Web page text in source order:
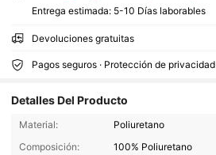
Entrega estimada: 5-10 Días laborables
Devoluciones gratuitas
Pagos seguros · Protección de privacidad
Detalles Del Producto
Material:
Poliuretano
Composición:
100% Poliuretano
4,80 107K Seguidores
4,80 107K Seguidores